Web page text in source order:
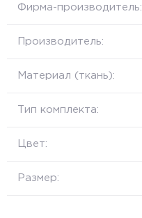
Фирма-производитель:
Производитель:
Материал (ткань):
Тип комплекта:
Цвет:
Размер: